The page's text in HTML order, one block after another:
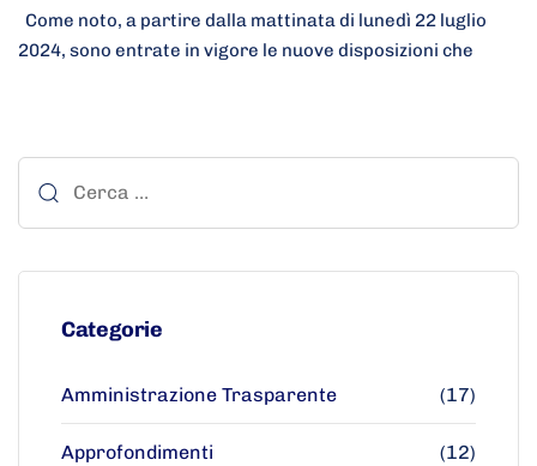
Come noto, a partire dalla mattinata di lunedì 22 luglio
2024, sono entrate in vigore le nuove disposizioni che
Categorie
Amministrazione Trasparente (17)
Approfondimenti (12)